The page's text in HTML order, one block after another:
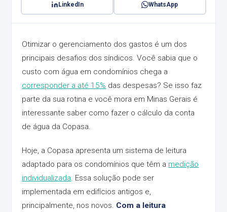
LinkedIn WhatsApp
Otimizar o gerenciamento dos gastos é um dos
principais desafios dos síndicos. Você sabia que o
custo com água em condomínios chega a
corresponder a até 15% das despesas? Se isso faz
parte da sua rotina e você mora em Minas Gerais é
interessante saber como fazer o cálculo da conta
de água da Copasa.
Hoje, a Copasa apresenta um sistema de leitura
adaptado para os condomínios que têm a medição
individualizada. Essa solução pode ser
implementada em edifícios antigos e,
principalmente, nos novos. Com a leitura